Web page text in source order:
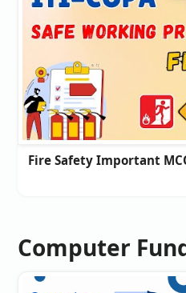
Fire Safety Important
Computer